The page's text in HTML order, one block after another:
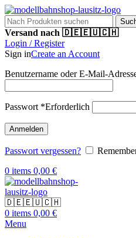
Versand nach 🇩🇪🇪🇺🇨🇭
Login / Register
Sign inCreate an Account
Benutzername oder E-Mail-
Passwort *Erforderlich
Anmelden
Passwort vergessen?
0 items 0,00 €
🇩🇪🇪🇺🇨🇭
0 items 0,00 €
Menu